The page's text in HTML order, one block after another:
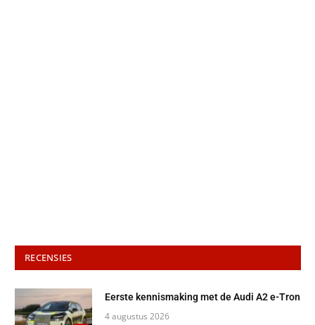
RECENSIES
Eerste kennismaking met de Audi A2 e-Tron
4 augustus 2026